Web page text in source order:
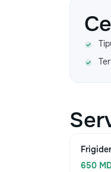
650